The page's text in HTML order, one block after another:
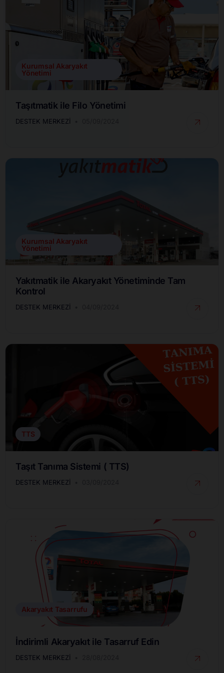
Kurumsal Akaryakıt
Yönetimi
Taşıtmatik ile Filo Yönetimi
DESTEK MERKEZI
Kurumsal Akaryakıt
Yönetimi
Yakıtmatik ile Akaryakıt Yönetiminde Tam
Kontrol
DESTEK MERKEZI
TTS
Taşıt Tanıma Sistemi ( TTS)
DESTEK MERKEZI
Akaryakıt Tasarrufu
İndirimli Akaryakıt ile Tasarruf Edin
DESTEK MERKEZI